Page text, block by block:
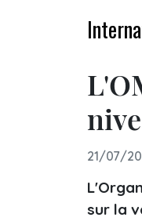
21/07/
sur la